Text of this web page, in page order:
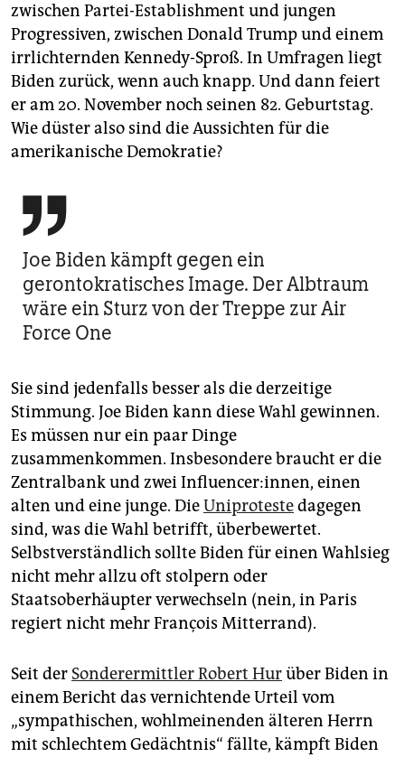
zwischen Partei-Establishment und jungen
Progressiven, zwischen Donald Trump und einem
irrlichternden Kennedy-Sproß. In Umfragen liegt
Biden zurück, wenn auch knapp. Und dann feiert
er am 20. November noch seinen 82. Geburtstag.
Wie düster also sind die Aussichten für die
amerikanische Demokratie?

Joe Biden kämpft gegen ein
gerontokratisches Image. Der Albtraum
wäre ein Sturz von der Treppe zur Air
Force One
Sie sind jedenfalls besser als die derzeitige
Stimmung. Joe Biden kann diese Wahl gewinnen.
Es müssen nur ein paar Dinge
zusammenkommen. Insbesondere braucht er die
Zentralbank und zwei In­fluen­cer:in­nen, einen
alten und eine junge. DieUniprotestedagegen
sind, was die Wahl betrifft, überbewertet.
Selbstverständlich sollte Biden für einen Wahlsieg
nicht mehr allzu oft stolpern oder
Staatsoberhäupter verwechseln (nein, in Paris
regiert nicht mehr François Mitterrand).
Seit der Sonderermittler Robert Hurüber Biden in
einem Bericht das vernichtende Urteil vom
„sympathischen, wohlmeinenden älteren Herrn
mit schlechtem Gedächtnis“ fällte, kämpft Biden